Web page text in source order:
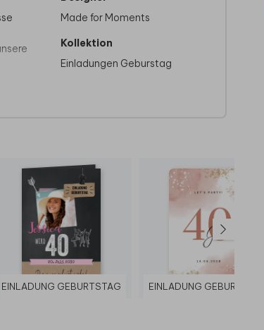
Made for Moments
Kollektion
Einladungen Geburstag
EINLADUNG GEBURTSTAG EINLADUNG GEBURTSTAG